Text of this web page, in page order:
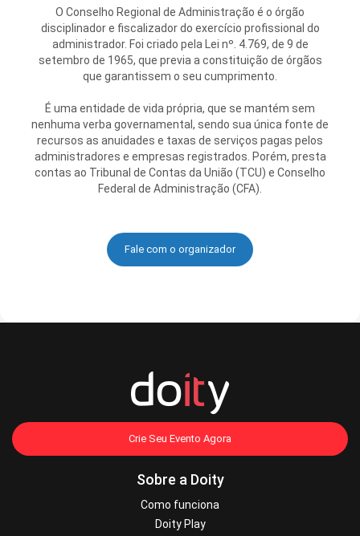
O Conselho Regional de Administração é o órgão
disciplinador e fiscalizador do exercício profissional do
administrador. Foi criado pela Lei nº. 4.769, de 9 de
setembro de 1965, que previa a constituição de órgãos
que garantissem o seu cumprimento.
É uma entidade de vida própria, que se mantém sem
nenhuma verba governamental, sendo sua única fonte de
recursos as anuidades e taxas de serviços pagas pelos
administradores e empresas registrados. Porém, presta
contas ao Tribunal de Contas da União (TCU) e Conselho
Federal de Administração (CFA).
Fale com o organizador
Crie Seu Evento Agora
Sobre a Doity
Como funciona
Doity Play